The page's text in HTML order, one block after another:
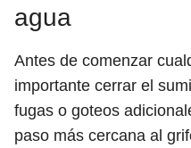
agua
Antes de comenzar
importante cerrar el
fugas o goteos
paso más cercana al